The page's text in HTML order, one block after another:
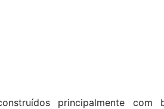
principalmente